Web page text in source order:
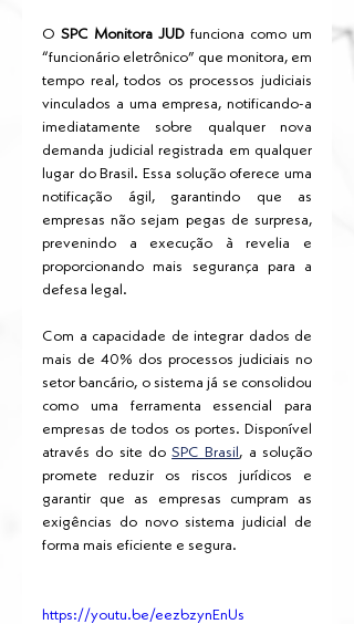
O SPC Monitora JUD funciona como um
“funcionário eletrônico” que monitora, em
tempo real, todos os processos judiciais
vinculados a uma empresa, notificando-a
imediatamente sobre qualquer nova
demanda judicial registrada em qualquer
lugar do Brasil. Essa solução oferece uma
notificação ágil, garantindo que as
empresas não sejam pegas de surpresa,
prevenindo a execução à revelia e
proporcionando mais segurança para a
defesa legal.
Com a capacidade de integrar dados de
mais de 40% dos processos judiciais no
setor bancário, o sistema já se consolidou
como uma ferramenta essencial para
empresas de todos os portes. Disponível
através do site do SPC Brasil , a solução
promete reduzir os riscos jurídicos e
garantir que as empresas cumpram as
exigências do novo sistema judicial de
forma mais eficiente e segura.
https://youtu.be/eezbzynEnUs